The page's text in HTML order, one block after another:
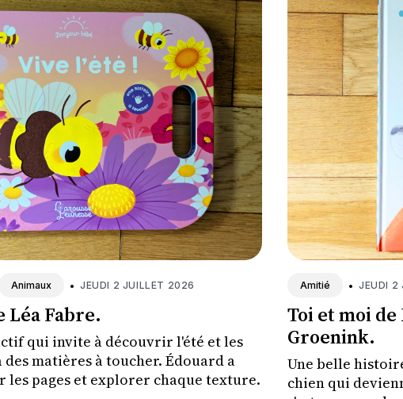
Animaux • JEUDI 2 JUILLET 2026
Léa Fabre.
qui invite à découvrir l'été et les
des matières à toucher. Édouard a
les pages et explorer chaque texture.
Amitié • JEUDI 2
Toi et moi
Groenink.
Une belle
chien qui